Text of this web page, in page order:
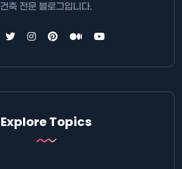
건축 전문 블로그입니다.
Explore Topics